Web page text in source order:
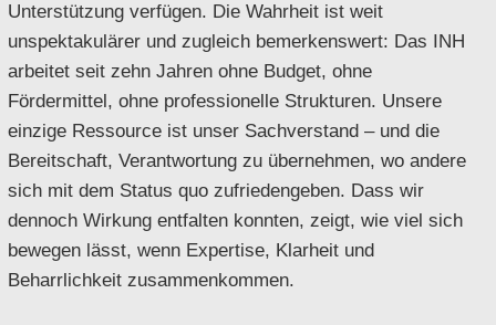
Unterstützung verfügen. Die Wahrheit ist weit
unspektakulärer und zugleich bemerkenswert: Das INH
arbeitet seit zehn Jahren ohne Budget, ohne
Fördermittel, ohne professionelle Strukturen. Unsere
einzige Ressource ist unser Sachverstand – und die
Bereitschaft, Verantwortung zu übernehmen, wo andere
sich mit dem Status quo zufriedengeben. Dass wir
dennoch Wirkung entfalten konnten, zeigt, wie viel sich
bewegen lässt, wenn Expertise, Klarheit und
Beharrlichkeit zusammenkommen.